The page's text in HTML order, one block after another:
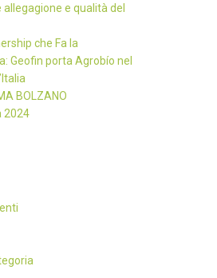
e qualità del
che Fa la
Geofin porta Agrobío nel
BOLZANO
2024